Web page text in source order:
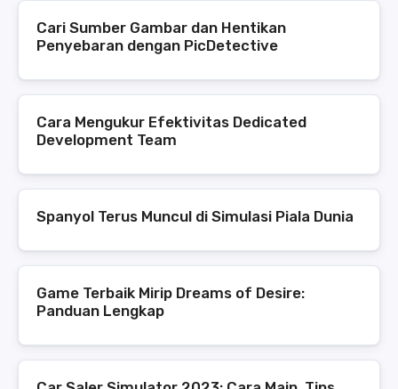
Cari Sumber Gambar dan Hentikan
Penyebaran dengan PicDetective
Cara Mengukur Efektivitas Dedicated
Development Team
Spanyol Terus Muncul di Simulasi Piala Dunia
Game Terbaik Mirip Dreams of Desire:
Panduan Lengkap